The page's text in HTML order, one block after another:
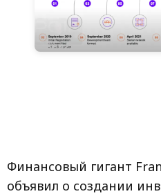
Финансовый гигант
объявил о создании